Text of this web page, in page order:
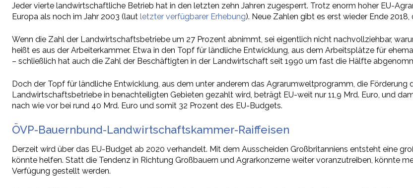
Jeder vierte landwirtschaftliche Betrieb hat in den letzten zehn Jahren zugesperrt. Trotz enorm hoher EU-
Europa als noch im Jahr 2003 (laut letzter verfügbarer Erhebung). Neue Zahlen gibt es erst wieder Ende
Wenn die Zahl der Landwirtschaftsbetriebe um 27 Prozent abnimmt, sei eigentlich nicht nachvollziehbar,
heißt es aus der Arbeiterkammer. Etwa in den Topf für ländliche Entwicklung, aus dem Arbeitsplätze für
– schließlich hat auch die Zahl der Beschäftigten in der Landwirtschaft seit 1990 um fast die Hälfte
Doch der Topf für ländliche Entwicklung, aus dem unter anderem das Agrarumweltprogramm, die
Landwirtschaftsbetriebe in benachteiligten Gebieten gezahlt wird, beträgt EU-weit nur 11,9 Mrd. Euro, und
nach wie vor bei rund 40 Mrd. Euro und somit 32 Prozent des EU-Budgets.
ÖVP-Bauernbund-Landwirtschaftskammer-Raiffeisen
Derzeit wird über das EU-Budget ab 2020 verhandelt. Mit dem Ausscheiden Großbritanniens entsteht eine
könnte helfen. Statt die Tendenz in Richtung Großbauern und Agrarkonzerne weiter voranzutreiben, könnte
Verfügung gestellt werden.